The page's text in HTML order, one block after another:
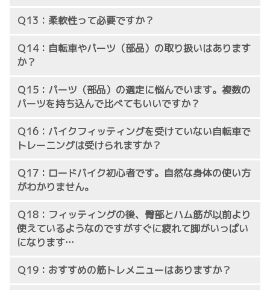
Ｑ13：柔軟性って必要ですか？
Ｑ14：自転車やパーツ（部品）の取り扱いはあります
か？
元競輪選手
®
Ｑ15：パーツ（部品）の選定に悩んでいます。複数の
パーツを持ち込んで比べてもいいですか？
Ｑ16：バイクフィッティングを受けていない自転車で
トレーニングは受けられますか？
Ｑ17：ロードバイク初心者です。自然な身体の使い方
がわかりません。
Ｑ18：フィッティングの後、臀部とハム筋が以前より
使えているようなのですがすぐに疲れて脚がいっぱい
になります…
Ｑ19：おすすめの筋トレメニューはありますか？